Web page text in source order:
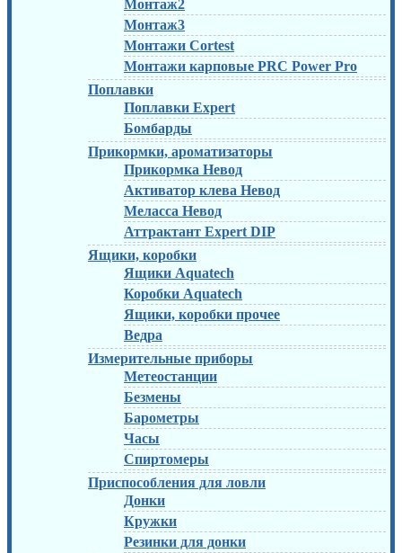
Монтаж2
Монтаж3
Монтажи Cortest
Монтажи карповые PRC Power Pro
Поплавки
Поплавки Expert
Бомбарды
Прикормки, ароматизаторы
Прикормка Невод
Активатор клева Невод
Меласса Невод
Аттрактант Expert DIP
Ящики, коробки
Ящики Aquatech
Коробки Aquatech
Ящики, коробки прочее
Ведра
Измерительные приборы
Метеостанции
Безмены
Барометры
Часы
Спиртомеры
Приспособления для ловли
Донки
Кружки
Резинки для донки